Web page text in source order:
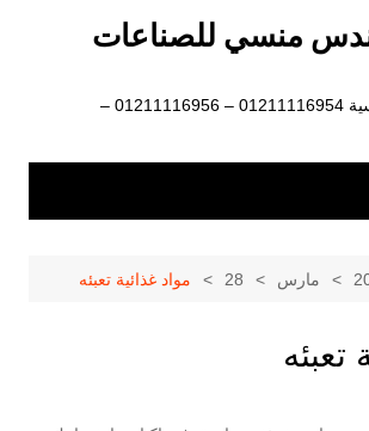
منسي للصناعات
رائد الصناعات الهندسية 01211116954 – 01211116956 –
مارس 28 مواد غذائية تعبئه
تعبئه